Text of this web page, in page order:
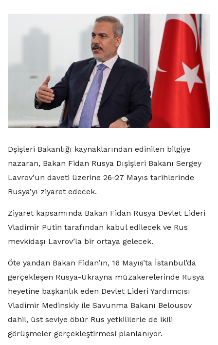
Dşişleri Bakanlığı kaynaklarından edinilen bilgiye
nazaran, Bakan Fidan Rusya Dışişleri Bakanı Sergey
Lavrov’un daveti üzerine 26-27 Mayıs tarihlerinde
Rusya’yı ziyaret edecek.
Ziyaret kapsamında Bakan Fidan Rusya Devlet Lideri
Vladimir Putin tarafından kabul edilecek ve Rus
mevkidaşı Lavrov’la bir ortaya gelecek.
Öte yandan Bakan Fidan’ın, 16 Mayıs’ta İstanbul’da
gerçekleşen Rusya-Ukrayna müzakerelerinde Rusya
heyetine başkanlık eden Devlet Lideri Yardımcısı
Vladimir Medinskiy ile Savunma Bakanı Belousov
dahil, üst seviye öbür Rus yetkililerle de ikili
görüşmeler gerçekleştirmesi planlanıyor.